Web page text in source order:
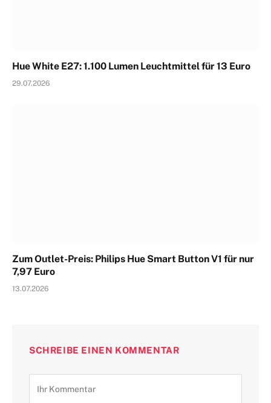
Hue White E27: 1.100 Lumen Leuchtmittel für 13 Euro
29.07.2026
Zum Outlet-Preis: Philips Hue Smart Button V1 für nur
7,97 Euro
13.07.2026
SCHREIBE EINEN KOMMENTAR